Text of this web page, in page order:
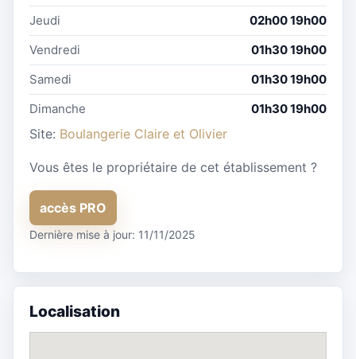
Jeudi
02h00 19h00
Vendredi
01h30 19h00
Samedi
01h30 19h00
Dimanche
01h30 19h00
Site: Boulangerie Claire et Olivier
Vous êtes le propriétaire de cet établissement ?
accès PRO
Dernière mise à jour: 11/11/2025
Localisation